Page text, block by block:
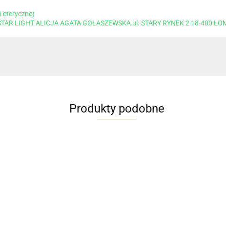
eteryczne)
LIGHT ALICJA AGATA GOŁASZEWSKA ul. STARY RYNEK 2 18-400
Produkty podobne